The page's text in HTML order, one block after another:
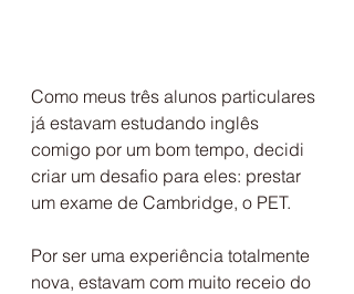
Como meus três alunos particulares
já estavam estudando inglês
comigo por um bom tempo, decidi
criar um desafio para eles: prestar
um exame de Cambridge, o PET.
Por ser uma experiência totalmente
nova, estavam com muito receio do